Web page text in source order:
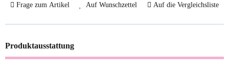
Frage zum Artikel Auf Wunschzettel Auf die Vergleichsliste
Produktausstattung